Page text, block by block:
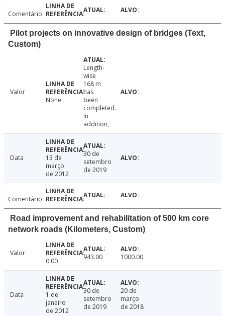
Comentário
Pilot projects on innovative design of bridges (Text,
Custom)
Valor
None
Length-
wise
168 m
has
been
completed.
In
addition,
Data
13 de
março
de 2012
30 de
setembro
de 2019
Comentário
Road improvement and rehabilitation of 500 km core
network roads (Kilometers, Custom)
Valor
0.00
943.00 1000.00
Data
1 de
janeiro
de 2012
30 de
setembro
de 2019
20 de
março
de 2018